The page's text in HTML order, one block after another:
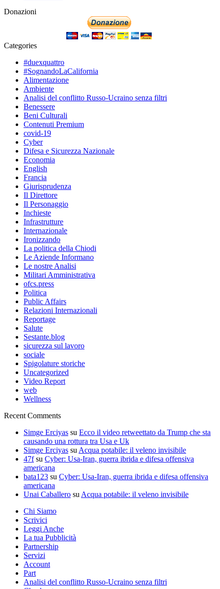
Donazioni
Categories
#duexquattro
#SognandoLaCalifornia
Alimentazione
Ambiente
Analisi del conflitto Russo-Ucraino senza filtri
Benessere
Beni Culturali
Contenuti Premium
covid-19
Cyber
Difesa e Sicurezza Nazionale
Economia
English
Francia
Giurisprudenza
Il Direttore
Il Personaggio
Inchieste
Infrastrutture
Internazionale
Ironizzando
La politica della Chiodi
Le Aziende Informano
Le nostre Analisi
Militari Amministrativa
ofcs.press
Politica
Public Affairs
Relazioni Internazionali
Reportage
Salute
Sestante.blog
sicurezza sul lavoro
sociale
Spigolature storiche
Uncategorized
Video Report
web
Wellness
Recent Comments
Simge Erciyas su Ecco il video retweettato da Trump che sta
causando una rottura tra Usa e Uk
Simge Erciyas suAcqua potabile: il veleno invisibile
47fsu Cyber: Usa-Iran, guerra ibrida e difesa offensiva
americana
bata123 su Cyber: Usa-Iran, guerra ibrida e difesa offensiva
americana
Unai Caballero suAcqua potabile: il veleno invisibile
Chi Siamo
Scrivici
Leggi Anche
La tua Pubblicità
Partnership
Servizi
Account
Part
Analisi del conflitto Russo-Ucraino senza filtri